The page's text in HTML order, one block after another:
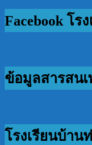
Facebook โรง
ข้อมูลสารสนเ
โรงเรียนบ้า